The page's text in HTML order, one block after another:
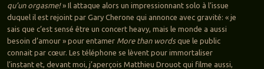
qu’un orgasme!» Il attaque alors un impressionnant solo à l’issue
duquel il est rejoint par Gary Cherone qui annonce avec gravité: « je
sais que c’est sensé être un concert heavy, mais le monde a aussi
besoin d’amour » pour entamer More than wordsque le public
connait par cœur. Les téléphone se lèvent pour immortaliser
l’instant et, devant moi, j’aperçois Matthieu Drouot qui filme aussi,